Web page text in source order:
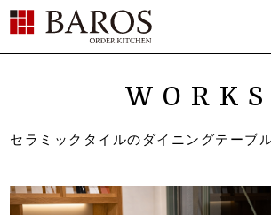
WORKS
セラミックタイルのダイニングテーブ